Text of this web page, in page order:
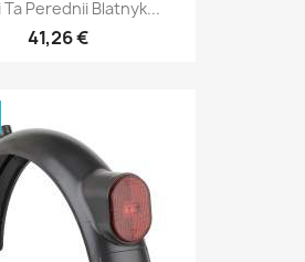
Ta Perednii Blatnyk...
41,26 €